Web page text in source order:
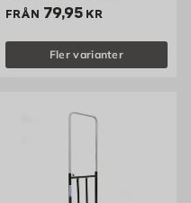
FRÅN Pris 79.95 kr
79,95 KR
Fler varianter